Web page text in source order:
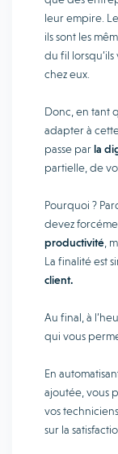
leur empire.
ils sont les
du fil
chez eux.
Donc, en tant
adapter à
passe parla
partielle, de
Pourquoi ?
devez
productivité ,
La finalité est
client.
Au final, à
qui vous
En
ajoutée, vous
vos
sur la